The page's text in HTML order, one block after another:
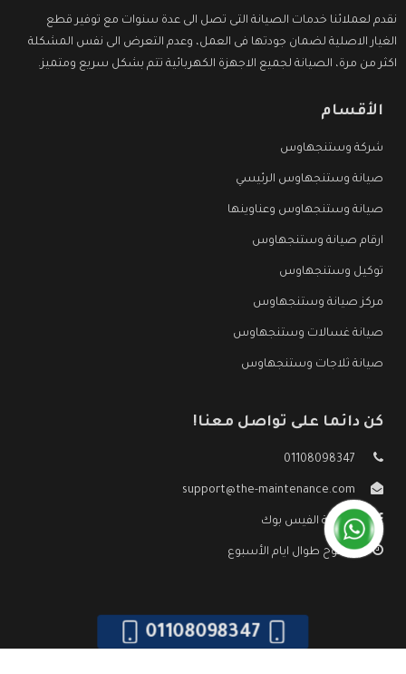
نقدم لعملائنا خدمات الصيانة التى تصل الى عدة سنوات مع توفير قطع
الغيار الاصلية لضمان جودتها فى العمل، وعدم التعرض الى نفس المشكلة
اكثر من مرة، الصيانة لجميع الاجهزة الكهربائية تتم بشكل سريع ومتميز.
الأقسام
شركة وستنجهاوس
صيانة وستنجهاوس الرئيسي
صيانة وستنجهاوس وعناوينها
ارقام صيانة وستنجهاوس
توكيل وستنجهاوس
مركز صيانة وستنجهاوس
صيانة غسالات وستنجهاوس
صيانة ثلاجات وستنجهاوس
كن دائما على تواصل معنا!
01108098347
support@the-maintenance.com
صفحة الفيس بوك
مفتوح طوال ايام الأسبوع
01108098347